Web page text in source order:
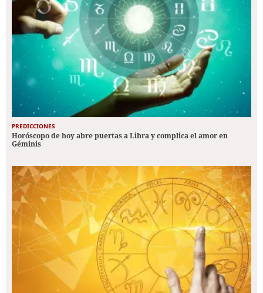
PREDICCIONES
Horóscopo de hoy abre puertas a Libra y complica el amor en
Géminis